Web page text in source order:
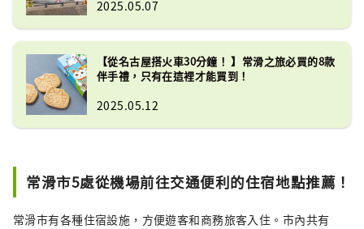
2025.05.07
【從名古屋搭火車30分鐘！ 】常滑之旅必買的8款
伴手禮，只有在這裡才能買到！
2025.05.12
常滑市5處從機場前往交通便利的住宿地點推薦！
常滑市有各種住宿設施，方便遊客和商務旅客入住。市內共有